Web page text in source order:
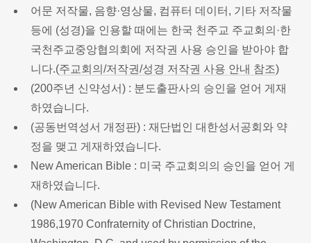
어문 저작물, 음향·영상물, 컴퓨터 데이터, 기타 저작물
등에 (성경)을 인용할 때에는 한국 천주교 주교회의·한
국천주교중앙협의회에 저작권 사용 승인을 받아야 합
니다.(주교회의/저작권/성경 저작권 사용 안내 참조)
(200주년 신약성서) : 분도출판사의 승인을 얻어 게재
하였습니다.
(공동번역성서 개정판) : 재단법인 대한성서공회와 약
정을 맺고 게재하였습니다.
New American Bible : 미국 주교회의의 승인을 얻어 게
재하였습니다.
(New American Bible with Revised New Testament
1986,1970 Confraternity of Christian Doctrine,